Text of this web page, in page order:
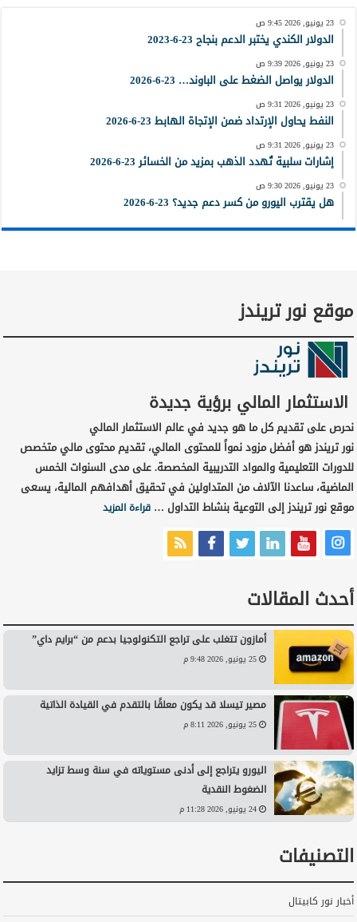
23 يونيو, 2026 9:45 ص
الدولار الكندي يختبر الدعم بنجاح 23-6-2023
23 يونيو, 2026 9:39 ص
الدولار يواصل الضغط على الباوند… 23-6-2026
23 يونيو, 2026 9:31 ص
النفط يحاول الإرتداد ضمن الإتجاة الهابط 23-6-2026
23 يونيو, 2026 9:31 ص
إشارات سلبية تُهدد الذهب بمزيد من الخسائر 23-6-2026
23 يونيو, 2026 9:30 ص
هل يقترب اليورو من كسر دعم جديد؟ 23-6-2026
موقع نور تريندز
الاستثمار المالي برؤية جديدة
نحرص على تقديم كل ما هو جديد في عالم الاستثمار المالي
نور تريندز هو أفضل مزود نمواً للمحتوى المالي، تقديم محتوى مالي متخصص
للدورات التعليمية والمواد التدريبية المخصصة. على مدى السنوات الخمس
الماضية، ساعدنا الآلاف من المتداولين في تحقيق أهدافهم المالية، يسعى
موقع نور تريندز إلى التوعية بنشاط التداول …قراءة المزيد
أحدث المقالات
أمازون تتغلب على تراجع التكنولوجيا بدعم من “برايم داي”
25 يونيو, 2026 9:48 م
مصير تيسلا قد يكون معلقًا بالتقدم في القيادة الذاتية
25 يونيو, 2026 8:11 م
اليورو يتراجع إلى أدنى مستوياته في سنة وسط تزايد
الضغوط النقدية
24 يونيو, 2026 11:28 م
التصنيفات
أخبار نور كابيتال